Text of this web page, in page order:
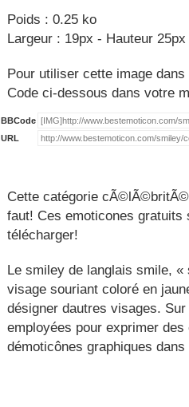
Poids : 0.25 ko
Largeur : 19px - Hauteur 25px
Pour utiliser cette image
Code ci-dessous dans votre
BBCode
URL
Cette catégorie
faut! Ces emoticones
télécharger!
Le smiley de langlais smile,
visage souriant coloré en
désigner dautres visages.
employées pour exprimer
démoticônes graphiques